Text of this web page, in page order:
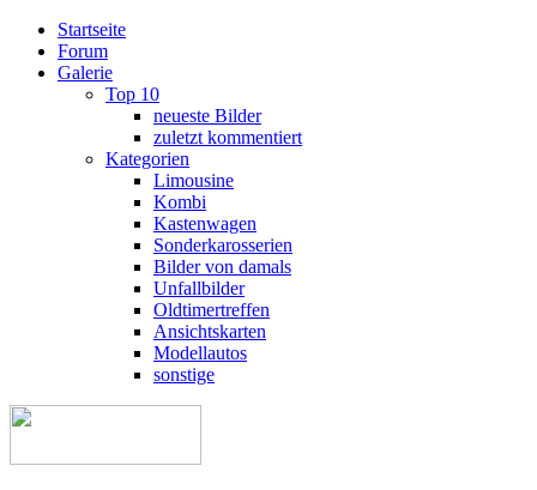
Startseite
Forum
Galerie
Top 10
neueste Bilder
zuletzt kommentiert
Kategorien
Limousine
Kombi
Kastenwagen
Sonderkarosserien
Bilder von damals
Unfallbilder
Oldtimertreffen
Ansichtskarten
Modellautos
sonstige